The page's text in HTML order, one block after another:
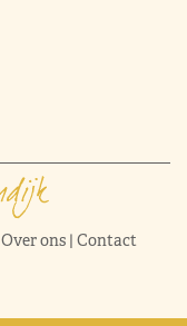
Over ons| Contact